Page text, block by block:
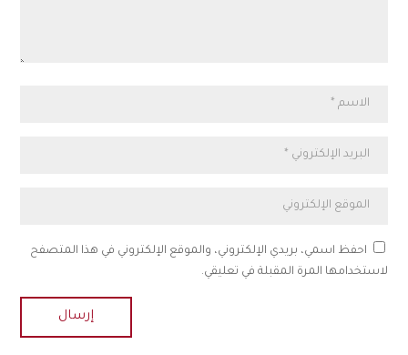
احفظ اسمي، بريدي الإلكتروني، والموقع الإلكتروني في هذا المتصفح
لاستخدامها المرة المقبلة في تعليقي.